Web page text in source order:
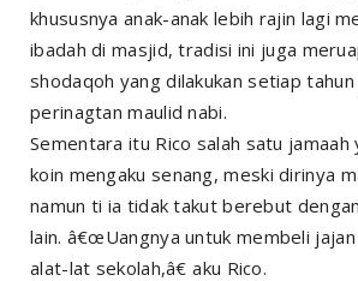
khususnya anak-anak lebih rajin lagi
ibadah di masjid, tradisi ini juga
shodaqoh yang dilakukan setiap
perinagtan maulid nabi.
Sementara itu Rico salah satu
koin mengaku senang, meski dirinya
namun ti ia tidak takut berebut
lain. â€œUangnya untuk membeli
alat-lat sekolah,â€ aku Rico.